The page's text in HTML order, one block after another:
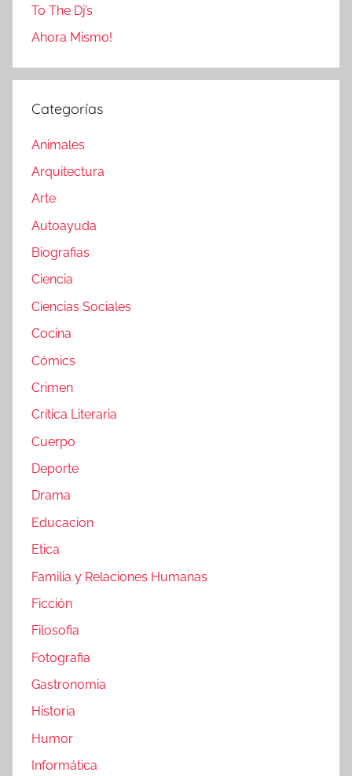
To The Dj’s
Ahora Mismo!
Categorías
Animales
Arquitectura
Arte
Autoayuda
Biografias
Ciencia
Ciencias Sociales
Cocina
Cómics
Crimen
Crítica Literaria
Cuerpo
Deporte
Drama
Educacion
Etica
Familia y Relaciones Humanas
Ficción
Filosofia
Fotografia
Gastronomia
Historia
Humor
Informática